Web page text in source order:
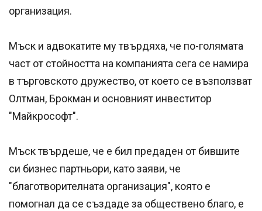
организация.
Мъск и адвокатите му твърдяха, че по-голямата
част от стойността на компанията сега се намира
в търговското дружество, от което се възползват
Олтман, Брокман и основният инвеститор
"Майкрософт".
Мъск твърдеше, че е бил предаден от бившите
си бизнес партньори, като заяви, че
"благотворителната организация", която е
помогнал да се създаде за обществено благо, е